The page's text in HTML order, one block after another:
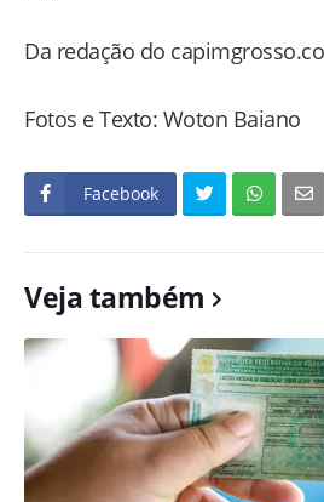
Da redação do
Fotos e Texto: Woton Baiano
Facebook
Veja também